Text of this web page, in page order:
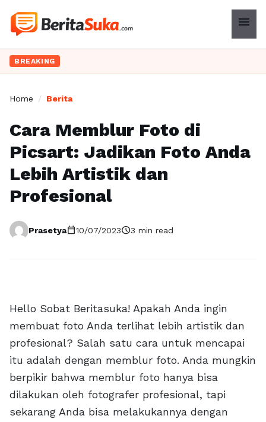
menu
BREAKING
Home / Berita
Cara Memblur Foto di
Picsart: Jadikan Foto Anda
Lebih Artistik dan
Profesional
Prasetyacalendar_today10/07/2023schedule3 min read
Hello Sobat Beritasuka! Apakah Anda ingin
membuat foto Anda terlihat lebih artistik dan
profesional? Salah satu cara untuk mencapai
itu adalah dengan memblur foto. Anda mungkin
berpikir bahwa memblur foto hanya bisa
dilakukan oleh fotografer profesional, tapi
sekarang Anda bisa melakukannya dengan